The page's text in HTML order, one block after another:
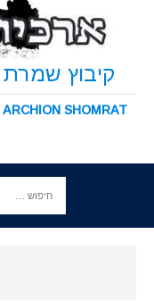
קיבוץ שמרת KIBBUTZ SHOMRAT